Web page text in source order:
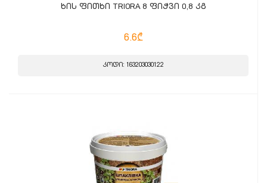
ხის ფითხი TRIORA 8 ფიჭვი 0,8 კგ
6.6₾
კოდი: 163203030122